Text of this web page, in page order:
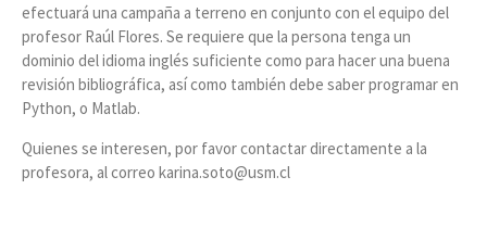
efectuará una campaña a terreno en conjunto con el equipo del
profesor Raúl Flores. Se requiere que la persona tenga un
dominio del idioma inglés suficiente como para hacer una buena
revisión bibliográfica, así como también debe saber programar en
Python, o Matlab.
Quienes se interesen, por favor contactar directamente a la
profesora, al correo karina.soto@usm.cl